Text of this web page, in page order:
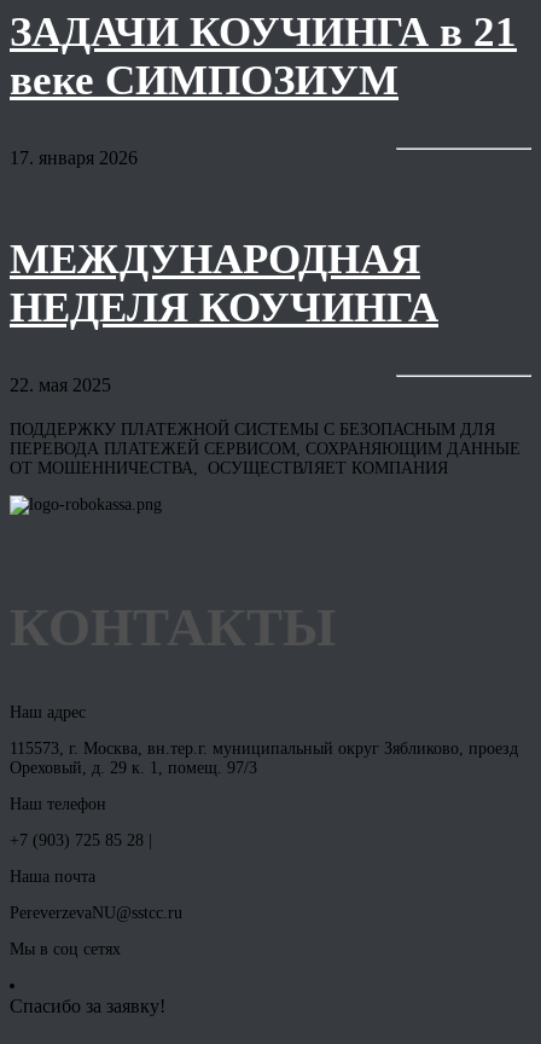
ЗАДАЧИ КОУЧИНГА в 21
веке СИМПОЗИУМ
17. января 2026
МЕЖДУНАРОДНАЯ
НЕДЕЛЯ КОУЧИНГА
22. мая 2025
ПОДДЕРЖКУ ПЛАТЕЖНОЙ СИСТЕМЫ С БЕЗОПАСНЫМ ДЛЯ
ПЕРЕВОДА ПЛАТЕЖЕЙ СЕРВИСОМ, СОХРАНЯЮЩИМ ДАННЫЕ
ОТ МОШЕННИЧЕСТВА, ОСУЩЕСТВЛЯЕТ КОМПАНИЯ
КОНТАКТЫ
Наш адрес
115573, г. Москва, вн.тер.г. муниципальный округ Зябликово, проезд
Ореховый, д. 29 к. 1, помещ. 97/3
Наш телефон
+7 (903) 725 85 28 |
Наша почта
PereverzevaNU@sstcc.ru
Мы в соц сетях
Спасибо за заявку!